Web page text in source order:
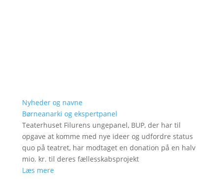
Nyheder og navne
Børneanarki og ekspertpanel
Teaterhuset Filurens ungepanel, BUP, der har til
opgave at komme med nye ideer og udfordre status
quo på teatret, har modtaget en donation på en halv
mio. kr. til deres fællesskabsprojekt
Læs mere